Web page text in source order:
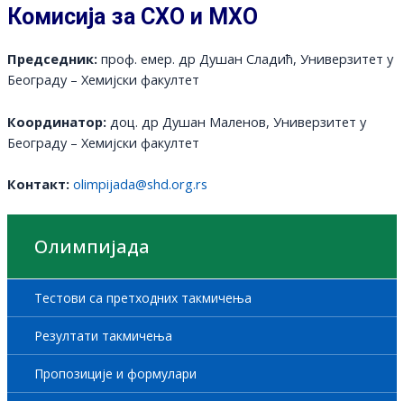
Олимпијада
Тестови са претходних такмичења
Резултати такмичења
Пропозиције и формулари
Комисија за СХО и МХО
Председник:проф. емер. др Душан Сладић, Универзитет у
Београду – Хемијски факултет
Координатор:доц. др Душан Маленов, Универзитет у
Београду – Хемијски факултет
Контакт: olimpijada@shd.org.rs